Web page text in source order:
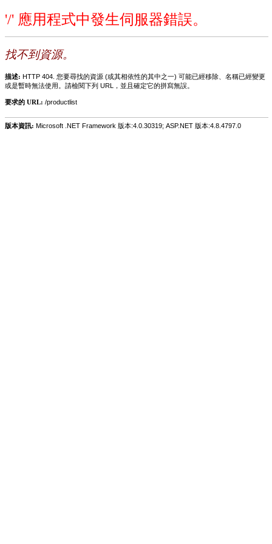
'/' 應用程式中發生伺服器錯誤。
找不到資源。
描述: HTTP 404. 您要尋找的資源 (或其相依性的其中之一) 可能已經移除、名稱已經變更
或是暫時無法使用。請檢閱下列 URL，並且確定它的拼寫無誤。
要求的 URL: /productlist
版本資訊: Microsoft .NET Framework 版本:4.0.30319; ASP.NET 版本:4.8.4797.0